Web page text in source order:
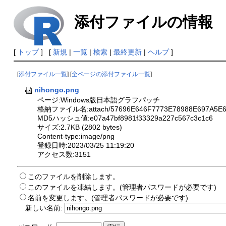
添付ファイルの情報
[ トップ] [ 新規 | 一覧| 検索| 最終更新| ヘルプ]
[添付ファイル一覧 ] [全ページの添付ファイル一覧
nihongo.png
ページ:Windows版日本語グラフパッチ
格納ファイル名:attach/
MD5ハッシュ値:e07a47bf8981f33329a227c567c3c1c6
サイズ:2.7KB (2802 bytes)
Content-type:image/png
登録日時:2023/03/25 11:19:20
アクセス数:3151
このファイルを削除します。
このファイルを凍結します。(管理者パスワードが必要です)
名前を変更します。(管理者パスワードが必要です)
新しい名前: